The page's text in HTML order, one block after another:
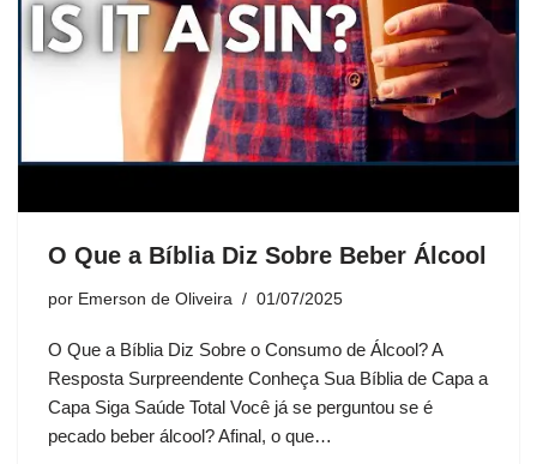
O Que a Bíblia Diz Sobre Beber Álcool
por Emerson de Oliveira 01/07/2025
O Que a Bíblia Diz Sobre o Consumo de Álcool? A
Resposta Surpreendente Conheça Sua Bíblia de Capa a
Capa Siga Saúde Total Você já se perguntou se é
pecado beber álcool? Afinal, o que…